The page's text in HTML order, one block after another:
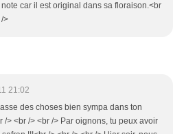
car il est original dans sa floraison.<br
>
21:02
des choses bien sympa dans ton
/> <br /> <br /> Par oignons, tu peux avoir